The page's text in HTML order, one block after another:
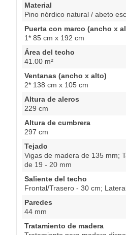
Material
Pino nórdico natural / abeto
Puerta con marco (ancho x
1* 85 cm x 192 cm
Área del techo
41.00 m²
Ventanas (ancho x alto)
2* 138 cm x 105 cm
Altura de aleros
229 cm
Altura de cumbrera
297 cm
Tejado
Vigas de madera de 135 mm;
de 19 - 20 mm
Saliente del techo
Frontal/Trasero - 30 cm;
Paredes
44 mm
Tratamiento de madera